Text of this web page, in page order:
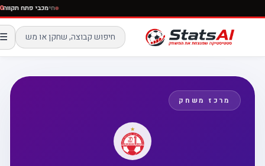
חימכבי פתח
☰
מרכז משחק